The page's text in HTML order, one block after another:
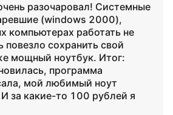
разочаровал! Системные
(windows 2000),
компьютерах работать не
повезло сохранить свой
мощный ноутбук. Итог:
программа
мой любимый ноут
за какие-то 100 рублей я